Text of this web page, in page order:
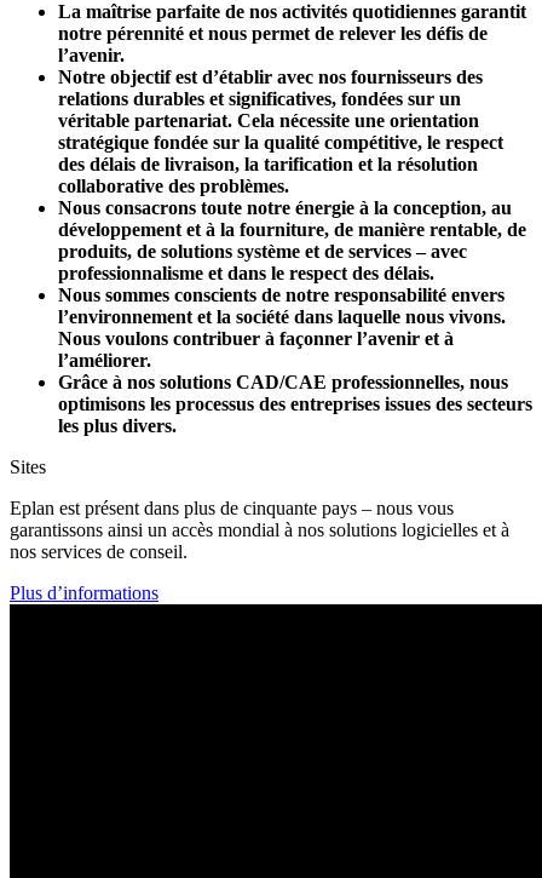
La maîtrise parfaite de nos activités quotidiennes garantit
notre pérennité et nous permet de relever les défis de
l’avenir.
Notre objectif est d’établir avec nos fournisseurs des
relations durables et significatives, fondées sur un
véritable partenariat. Cela nécessite une orientation
stratégique fondée sur la qualité compétitive, le respect
des délais de livraison, la tarification et la résolution
collaborative des problèmes.
Nous consacrons toute notre énergie à la conception, au
développement et à la fourniture, de manière rentable, de
produits, de solutions système et de services – avec
professionnalisme et dans le respect des délais.
Nous sommes conscients de notre responsabilité envers
l’environnement et la société dans laquelle nous vivons.
Nous voulons contribuer à façonner l’avenir et à
l’améliorer.
Grâce à nos solutions CAD/CAE professionnelles, nous
optimisons les processus des entreprises issues des secteurs
les plus divers.
Sites
Eplan est présent dans plus de cinquante pays – nous vous
garantissons ainsi un accès mondial à nos solutions logicielles et à
nos services de conseil.
Plus d’informations